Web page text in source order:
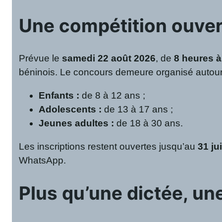
Une compétition
Prévue le samedi 22 août 2026, de8 heures
béninois. Le concours demeure organisé
Enfants : de 8 à 12 ans ;
Adolescents : de 13 à 17 ans ;
Jeunes adultes : de 18 à 30 ans.
Les inscriptions restent ouvertes jusqu’au31
WhatsApp.
Plus qu’une dictée,